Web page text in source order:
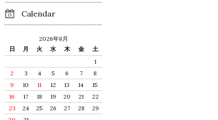
Calendar
2026年8月
日
月 火 水 木 金
土
1
2
3 4 5 6 7
8
9
10 11 12 13 14
15
16
17 18 19 20 21
22
23
24 25 26 27 28
29